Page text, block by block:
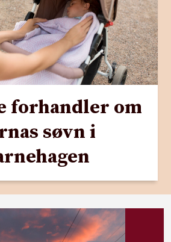
forhandler om
søvn i